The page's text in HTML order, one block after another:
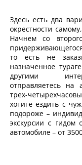
Здесь есть два
окрестности
Начнем со
то есть не
назначенное
другими
отправляетесь на
трех-
хотите ездить с
подороже –
экскурсии с гидом
автомобиле – от